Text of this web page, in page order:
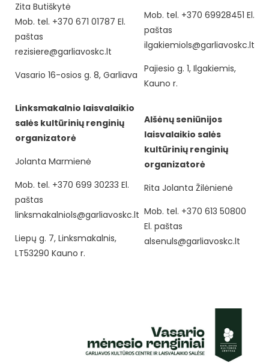
Zita Butiškytė
Mob. tel. +370 671 01787 El.
paštas
rezisiere@garliavoskc.lt
Vasario 16-osios g. 8, Garliava
Mob. tel. +370 69928451 El.
paštas
ilgakiemiols@garliavoskc.lt
Pajiesio g. 1, Ilgakiemis,
Kauno r.
Linksmakalnio laisvalaikio
salės kultūrinių renginių
organizatorė
Jolanta Marmienė
Mob. tel. +370 699 30233 El.
paštas
linksmakalniols@garliavoskc.lt
Liepų g. 7, Linksmakalnis,
LT53290 Kauno r.
Alšėnų seniūnijos
laisvalaikio salės
kultūrinių renginių
organizatorė
Rita Jolanta Žilėnienė
Mob. tel. +370 613 50800
El. paštas
alsenuls@garliavoskc.lt